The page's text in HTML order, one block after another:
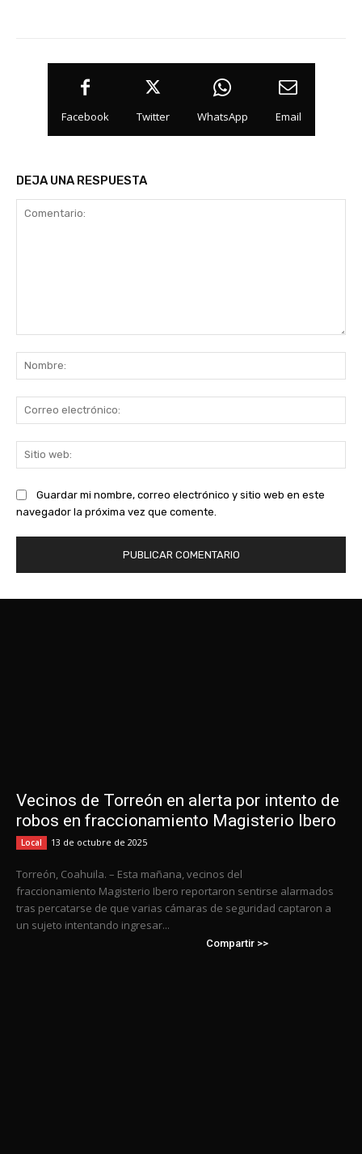
Facebook Twitter WhatsApp Email
DEJA UNA RESPUESTA
Guardar mi nombre, correo electrónico y sitio web en este
navegador la próxima vez que comente.
Vecinos de Torreón en alerta por intento de
robos en fraccionamiento Magisterio Ibero
Local 13 de octubre de 2025
Torreón, Coahuila. – Esta mañana, vecinos del
fraccionamiento Magisterio Ibero reportaron sentirse alarmados
tras percatarse de que varias cámaras de seguridad captaron a
un sujeto intentando ingresar...
Compartir >>